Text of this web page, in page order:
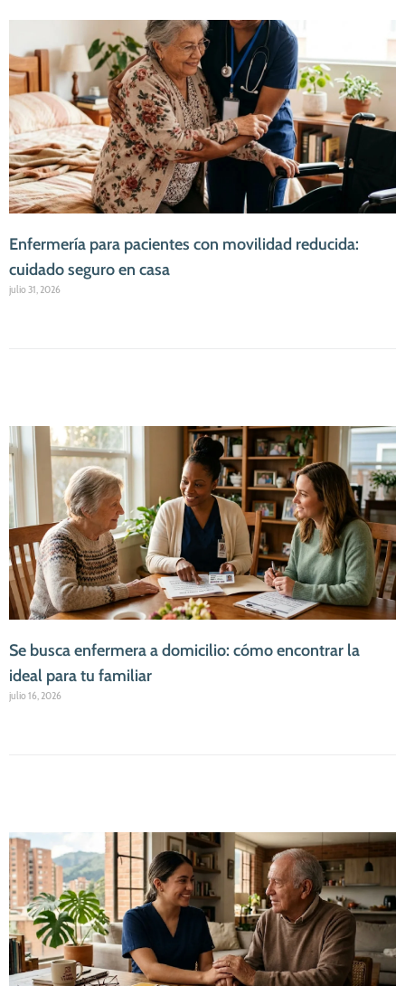
Enfermería para pacientes con movilidad reducida:
cuidado seguro en casa
julio 31, 2026
Se busca enfermera a domicilio: cómo encontrar la
ideal para tu familiar
julio 16, 2026